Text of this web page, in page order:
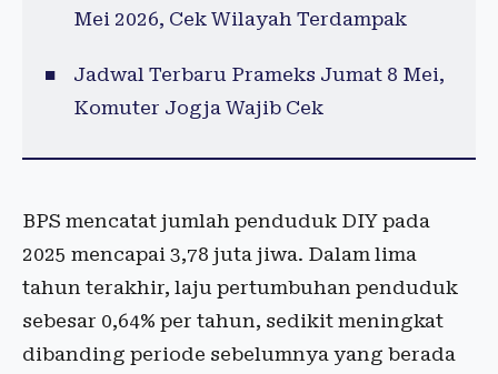
Mei 2026, Cek Wilayah Terdampak
Jadwal Terbaru Prameks Jumat 8 Mei,
Komuter Jogja Wajib Cek
BPS mencatat jumlah penduduk DIY pada
2025 mencapai 3,78 juta jiwa. Dalam lima
tahun terakhir, laju pertumbuhan penduduk
sebesar 0,64% per tahun, sedikit meningkat
dibanding periode sebelumnya yang berada